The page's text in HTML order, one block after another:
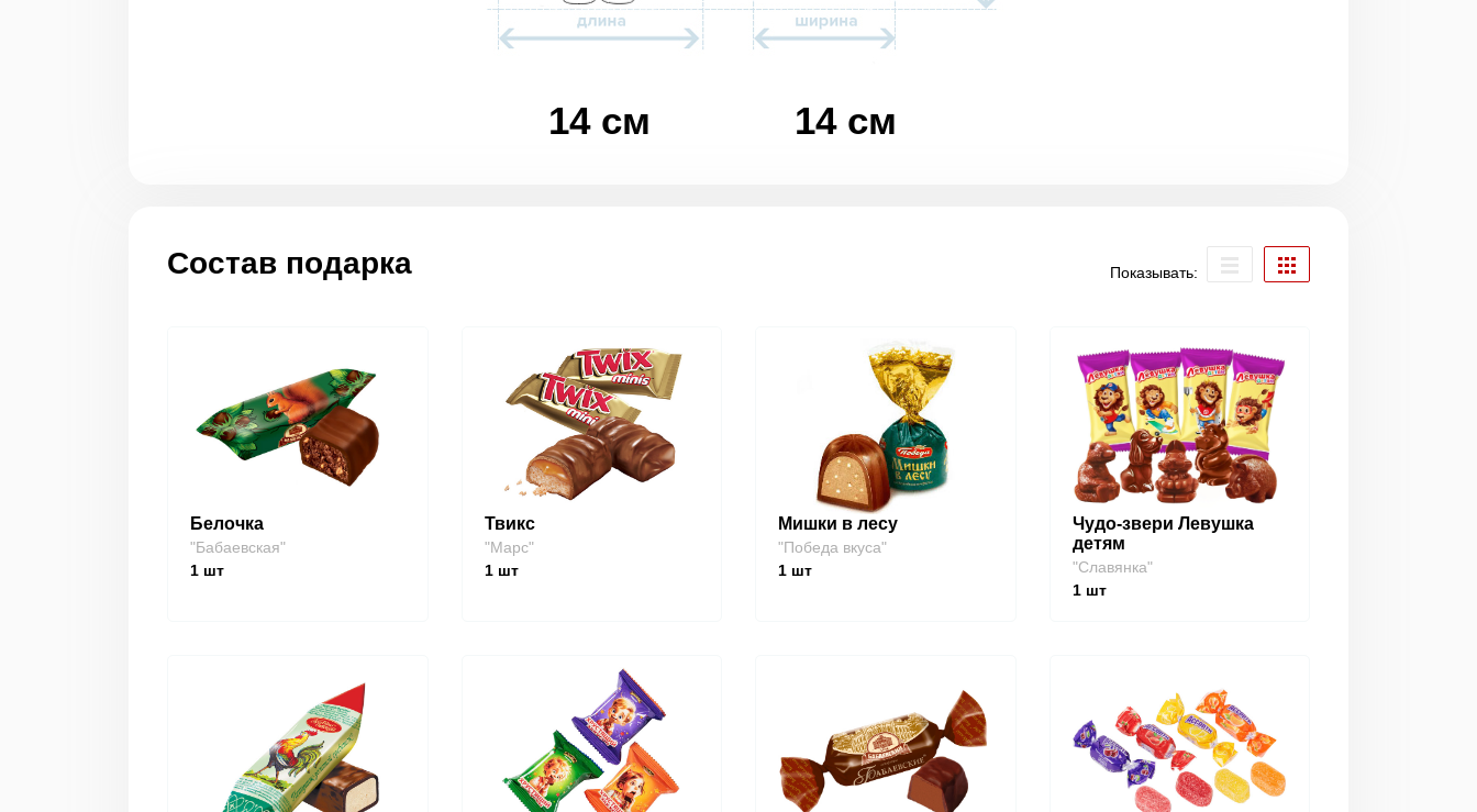
14 см 14 см
Состав подарка Показывать:
Белочка
"Бабаевская"
1 шт
Твикс
"Марс"
1шт
Мишки в лесу
"Победа вкуса"
1 шт
Чудо-звери Левушка
детям
"Славянка"
1шт